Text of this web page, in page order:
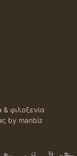
& φιλοξενία
by manbiz